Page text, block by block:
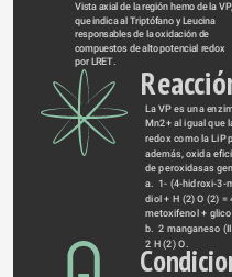
Vista axial de la región hemo de la VP,
que indica al Triptófano y Leucina
responsables de la oxidación de
compuestos de alto potencial redox
por LRET.
La VP es una
Mn2+ al igual que
redox como la LiP
además, oxida
de peroxidasas
a.  1- (4-hidroxi-3-
diol + H (2) O (2)
metoxifenol +
b.  2 manganeso
2 H (2) O.